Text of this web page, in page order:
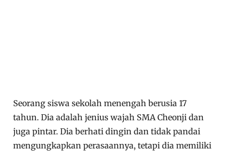
Seorang siswa sekolah menengah berusia 17
tahun. Dia adalah jenius wajah SMA Cheonji dan
juga pintar. Dia berhati dingin dan tidak pandai
mengungkapkan perasaannya, tetapi dia memiliki